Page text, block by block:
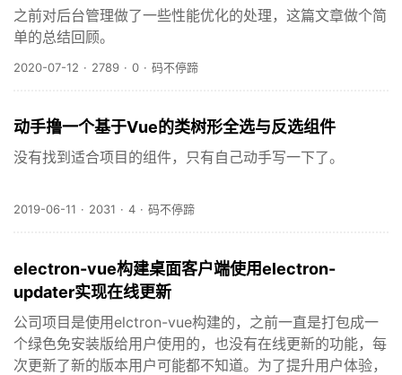
之前对后台管理做了一些性能优化的处理，这篇文章做个简
单的总结回顾。
2020-07-12 · 2789 · 0 · 码不停蹄
动手撸一个基于Vue的类树形全选与反选组件
没有找到适合项目的组件，只有自己动手写一下了。
2019-06-11 · 2031 · 4 · 码不停蹄
electron-vue构建桌面客户端使用electron-
updater实现在线更新
公司项目是使用elctron-vue构建的，之前一直是打包成一
个绿色免安装版给用户使用的，也没有在线更新的功能，每
次更新了新的版本用户可能都不知道。为了提升用户体验，